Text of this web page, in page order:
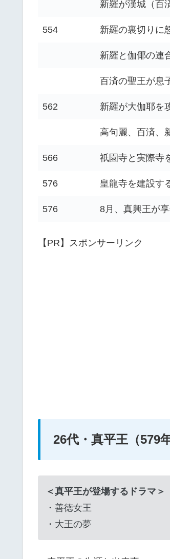
新羅が漢城（百
554 新羅の裏切りに
新羅と伽倻の連
百済の聖王が息
562 新羅が大伽耶を
高句麗、百済、
566 祇園寺と実際寺
576 皇龍寺を建設す
576 8月、真興王が
【PR】スポンサーリンク
26代・真平王（579
＜真平王が登場するドラマ＞
・善徳女王
・大王の夢